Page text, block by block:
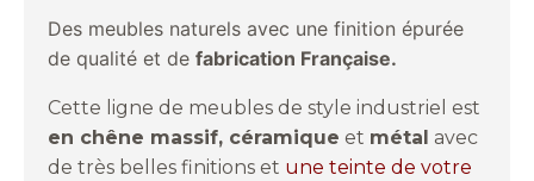
Des meubles naturels avec une finition épurée
de qualité et de fabrication Française.
Cette ligne de meubles de style industriel est
en chêne massif, céramique et métal avec
de très belles finitions et une teinte de votre